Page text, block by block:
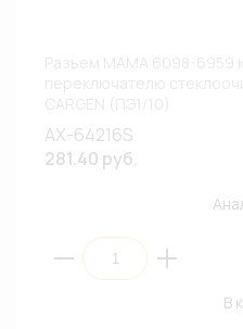
AX-64216S
281.40 руб.
В